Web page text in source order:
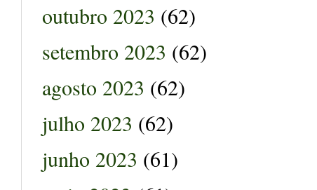
outubro 2023 (62)
setembro 2023 (62)
agosto 2023 (62)
julho 2023 (62)
junho 2023 (61)